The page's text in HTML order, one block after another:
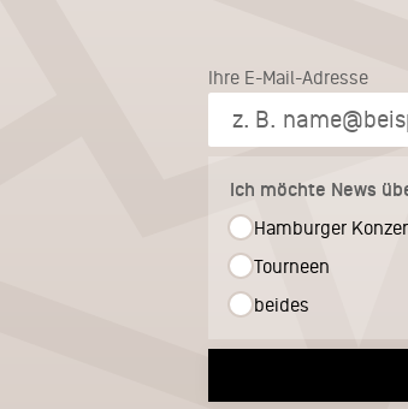
Ihre E-Mail-Adresse
Ich möchte News
Hamburger
Tourneen
beides